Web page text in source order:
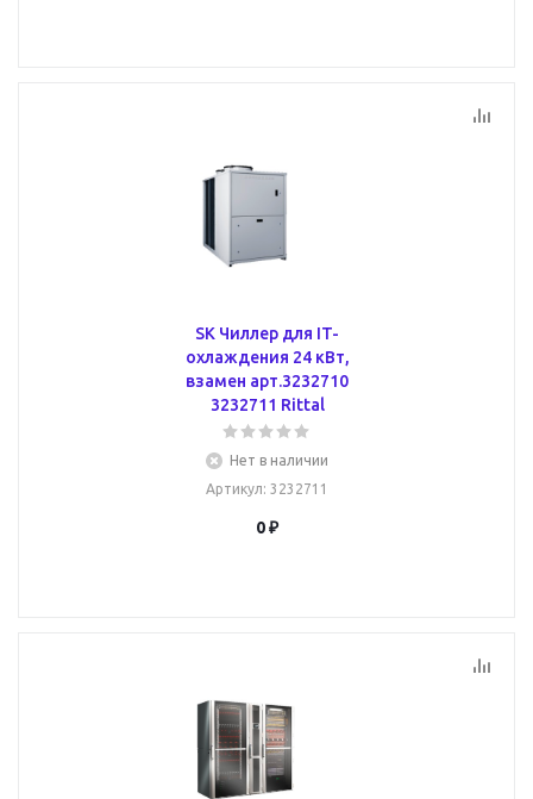
SK Чиллер для IT-
охлаждения 24 кВт,
взамен арт.3232710
3232711 Rittal
Нет в наличии
Артикул: 3232711
0 ₽